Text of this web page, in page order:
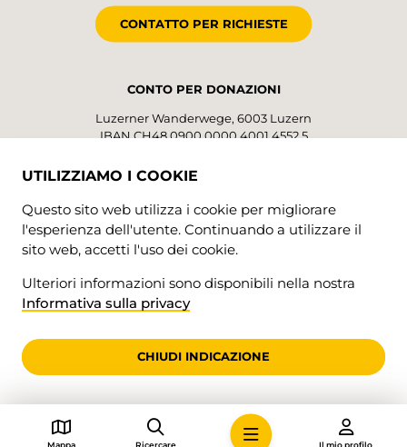
CONTATTO PER RICHIESTE
CONTO PER DONAZIONI
Luzerner Wanderwege, 6003 Luzern
IBAN CH48 0900 0000 4001 4552 5
© 2026 • Luzerner Wanderwege
UTILIZZIAMO I COOKIE
Questo sito web utilizza i cookie per migliorare
l'esperienza dell'utente. Continuando a utilizzare il
sito web, accetti l'uso dei cookie.
Ulteriori informazioni sono disponibili nella nostra
Informativa sulla privacy
CHIUDI INDICAZIONE
Mappa Ricercare Il mio profilo